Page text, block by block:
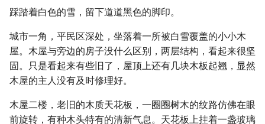
踩踏着白色的雪，留下道道黑色的脚印。
城市一角，平民区深处，坐落着一所被白雪覆盖的小小木
屋。木屋与旁边的房子没什么区别，两层结构，看起来很坚
固。只是看起来有些旧了，屋顶上还有几块木板起翘，显然
木屋的主人没有及时修理好。
木屋二楼，老旧的木质天花板，一圈圈树木的纹路仿佛在眼
前旋转，有种木头特有的清新气息。天花板上挂着一盏玻璃